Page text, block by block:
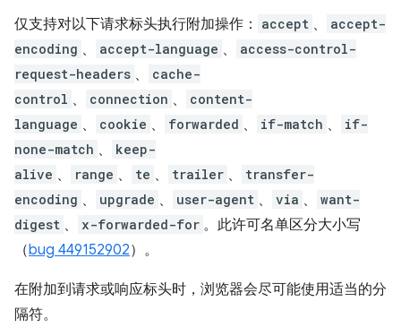
仅支持对以下请求标头执行附加操作： accept 、
accept-
encoding 、 accept-language 、
access-control-
request-headers 、
cache-
control 、 connection 、
content-
language 、 cookie 、 forwarded 、 if-match 、
if-
none-match 、
keep-
alive 、 range 、 te 、 trailer 、
transfer-
encoding 、 upgrade 、 user-agent 、 via 、
want-
digest 、 x-forwarded-for 。此许可名单区分大小写
（bug 449152902）。
在附加到请求或响应标头时，浏览器会尽可能使用适当的分
隔符。